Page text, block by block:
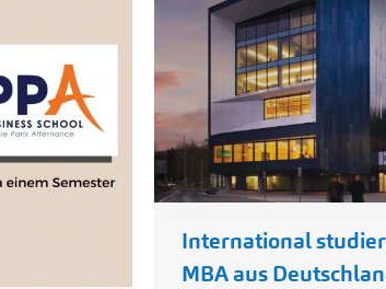
International
MBA aus